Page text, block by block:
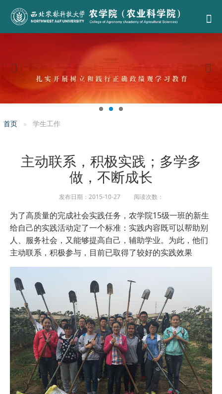
首页 学生工作
主动联系，积极实践；多学多
做，不断成长
发布日期：2015-10-27 阅读次数：
为了高质量的完成社会实践任务，农学院15级一班的新生
给自己的实践活动定了一个标准：实践内容既可以帮助别
人、服务社会，又能够提高自己，辅助学业。为此，他们
主动联系，积极参与，目前已取得了较好的实践效果